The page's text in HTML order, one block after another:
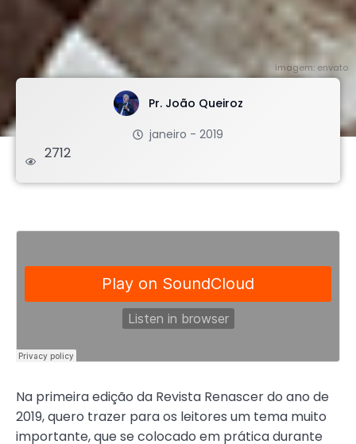
imagem: envato
Pr. João Queiroz
janeiro - 2019
2712
Na primeira edição da Revista Renascer do ano de
2019, quero trazer para os leitores um tema muito
importante, que se colocado em prática durante